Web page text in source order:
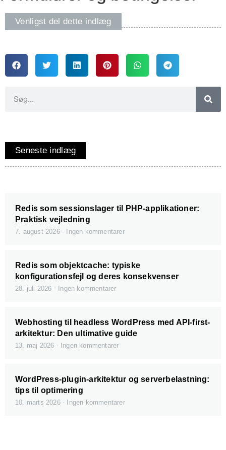
Venligst del dette indlæg
Seneste indlæg
Redis som sessionslager til PHP-applikationer:
Praktisk vejledning
7. august 2026 Ingen kommentarer
Redis som objektcache: typiske
konfigurationsfejl og deres konsekvenser
28. juli 2026 Ingen kommentarer
Webhosting til headless WordPress med API-first-
arkitektur: Den ultimative guide
13. maj 2026 Ingen kommentarer
WordPress-plugin-arkitektur og serverbelastning:
tips til optimering
10. marts 2026 Ingen kommentarer